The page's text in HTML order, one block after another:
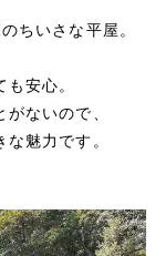
ちいさな平屋。
安心。
ないので、
魅力です。